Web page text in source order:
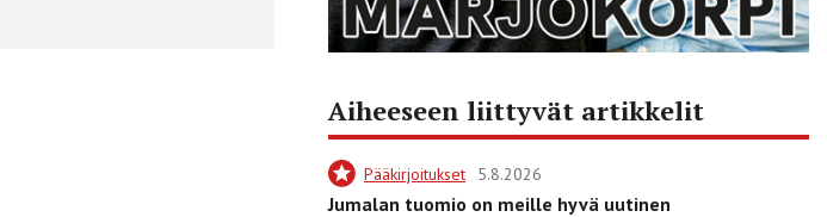
Aiheeseen liittyvät artikkelit
Pääkirjoitukset 5.8.2026
Jumalan tuomio on meille hyvä uutinen